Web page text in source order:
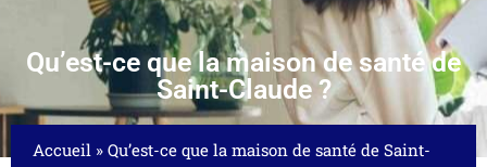
Qu’est-ce que la maison de santé de
Saint-Claude ?
Accueil » Qu’est-ce que la maison de santé de Saint-